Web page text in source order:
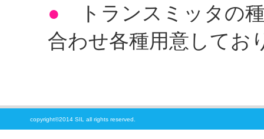
●
トランスミッタの
合わせ各種用意してお
copyright©2014 SIL all rights reserved.